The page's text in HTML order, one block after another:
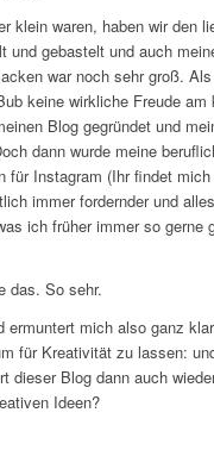
klein waren, haben wir den
und gebastelt und auch
war noch sehr groß.
keine wirkliche Freude am
Blog gegründet und
dann wurde meine
für Instagram (Ihr findet
immer fordernder und
ich früher immer so gerne
das. So sehr.
ermuntert mich also ganz
für Kreativität zu lassen:
dieser Blog dann auch
Ideen?